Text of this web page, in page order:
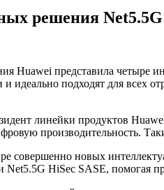
решения
Huawei представила четыре
и идеально подходят для
линейки продуктов
производительность.
совершенно новых
HiSec SASE, помогая